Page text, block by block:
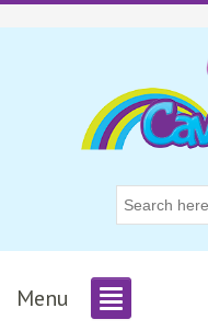
Menu